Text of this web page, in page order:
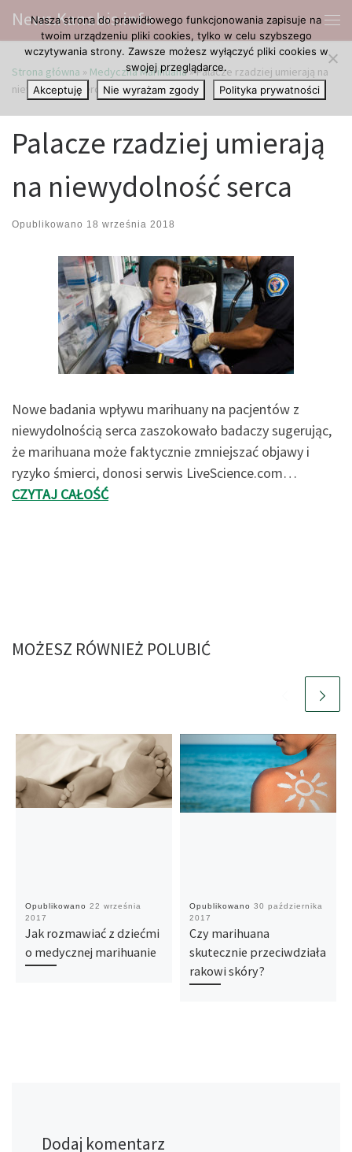
Przejdź do treści
News.Kanabis.info
Strona główna » Medyczna Marihuana»Palacze rzadziej umierają na
niewydolność serca
Palacze rzadziej umierają
na niewydolność serca
Opublikowano 18 września 2018
Nowe badania wpływu marihuany na pacjentów z
niewydolnością serca zaszokowało badaczy sugerując,
że marihuana może faktycznie zmniejszać objawy i
ryzyko śmierci, donosi serwis LiveScience.com…
CZYTAJ CAŁOŚĆ
MOŻESZ RÓWNIEŻ POLUBIĆ
Opublikowano 22 września
2017
Jak rozmawiać z dziećmi
o medycznej marihuanie
Opublikowano 30 października
2017
Czy marihuana
skutecznie przeciwdziała
rakowi skóry?
Dodaj komentarz
Nasza strona do prawidłowego funkcjonowania zapisuje na
twoim urządzeniu pliki cookies, tylko w celu szybszego
wczytywania strony. Zawsze możesz wyłączyć pliki cookies w
swojej przeglądarce.
Akceptuję
Nie wyrażam zgody Polityka prywatności